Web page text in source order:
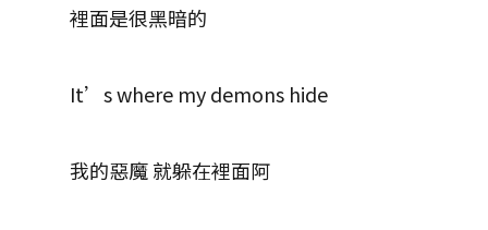
裡面是很黑暗的
It’s where my demons hide
我的惡魔 就躲在裡面阿